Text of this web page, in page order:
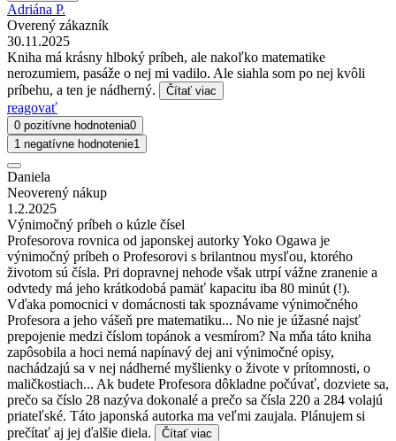
Adriána P.
Overený zákazník
30.11.2025
Kniha má krásny hlboký príbeh, ale nakoľko matematike
nerozumiem, pasáže o nej mi vadilo. Ale siahla som po nej kvôli
príbehu, a ten je nádherný.
Čítať viac
reagovať
0 pozitívne hodnotenia0
1 negatívne hodnotenie1
Daniela
Neoverený nákup
1.2.2025
Výnimočný príbeh o kúzle čísel
Profesorova rovnica od japonskej autorky Yoko Ogawa je
výnimočný príbeh o Profesorovi s brilantnou mysľou, ktorého
životom sú čísla. Pri dopravnej nehode však utrpí vážne zranenie a
odvtedy má jeho krátkodobá pamäť kapacitu iba 80 minút (!).
Vďaka pomocnici v domácnosti tak spoznávame výnimočného
Profesora a jeho vášeň pre matematiku... No nie je úžasné najsť
prepojenie medzi číslom topánok a vesmírom? Na mňa táto kniha
zapôsobila a hoci nemá napínavý dej ani výnimočné opisy,
nachádzajú sa v nej nádherné myšlienky o živote v prítomnosti, o
maličkostiach... Ak budete Profesora dôkladne počúvať, dozviete sa,
prečo sa číslo 28 nazýva dokonalé a prečo sa čísla 220 a 284 volajú
priateľské. Táto japonská autorka ma veľmi zaujala. Plánujem si
prečítať aj jej ďalšie diela.
Čítať viac